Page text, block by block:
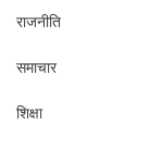
राजनीति
समाचार
शिक्षा